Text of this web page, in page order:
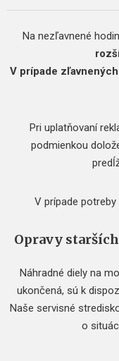
Na nezľavnené
V prípade
Pri uplatňovaní
podmienkou
V prípade
Opravy
Náhradné diely na
ukončená, sú k
Naše servisné
o